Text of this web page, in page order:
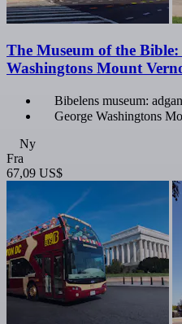
The Museum of the
Washingtons Mount
Bibelens museum:
George Washingtons
Ny
Fra
67,09 US$